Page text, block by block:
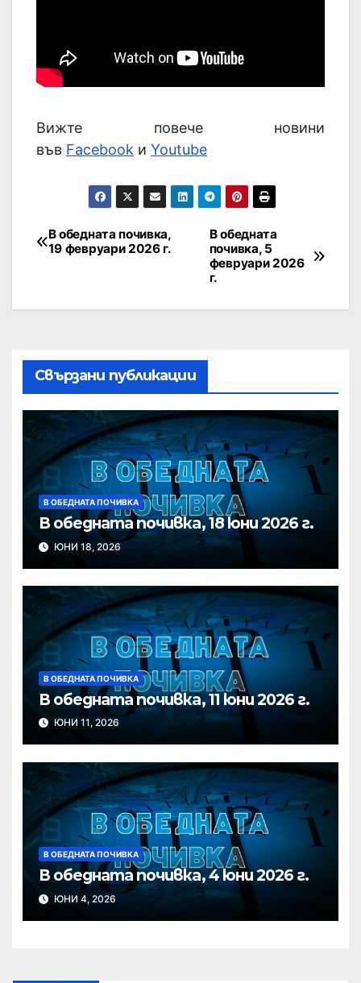
Вижте повече новини
във Facebook и Youtube
В обедната
почивка, 5
февруари 2026
г.
В обедната почивка,
19 февруари 2026 г.
Свързани публикации
В ОБЕДНАТА ПОЧИВКА
В обедната почивка, 18 юни 2026 г.
ЮНИ 18, 2026
В ОБЕДНАТА ПОЧИВКА
В обедната почивка, 11 юни 2026 г.
ЮНИ 11, 2026
В ОБЕДНАТА ПОЧИВКА
В обедната почивка, 4 юни 2026 г.
ЮНИ 4, 2026